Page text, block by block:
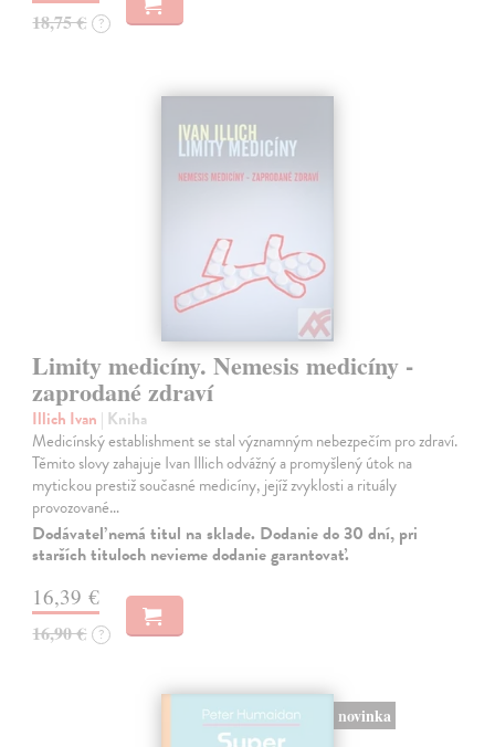
18,75 € ?
Limity medicíny. Nemesis medicíny -
zaprodané zdraví
Illich Ivan | Kniha
Medicínský establishment se stal významným nebezpečím pro zdraví.
Těmito slovy zahajuje Ivan Illich odvážný a promyšlený útok na
mytickou prestiž současné medicíny, jejíž zvyklosti a rituály
provozované…
Dodávateľ nemá titul na sklade. Dodanie do 30 dní, pri
starších tituloch nevieme dodanie garantovať.
16,39 €
16,90 € ?
novinka